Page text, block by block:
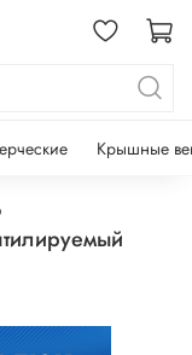
Крышные